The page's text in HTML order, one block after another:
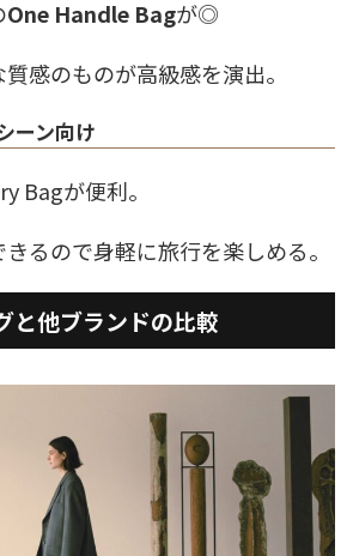
One Handle Bagが◎
感のものが高級感を演出。
ーン向け
Bagが便利。
るので身軽に旅行を楽しめる。
と他ブランドの比較